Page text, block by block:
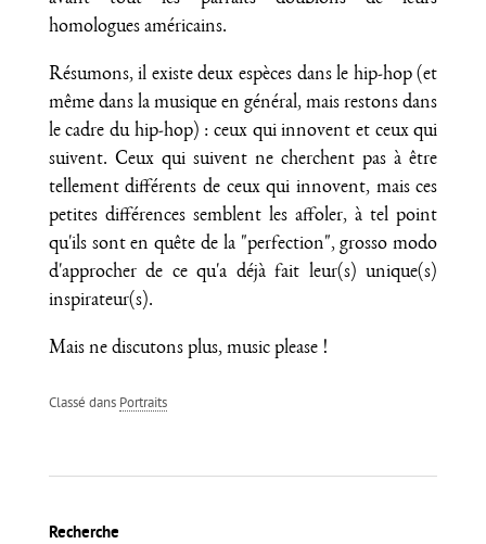
homologues américains.
Résumons, il existe deux espèces dans le hip-hop (et
même dans la musique en général, mais restons dans
le cadre du hip-hop) : ceux qui innovent et ceux qui
suivent. Ceux qui suivent ne cherchent pas à être
tellement différents de ceux qui innovent, mais ces
petites différences semblent les affoler, à tel point
qu'ils sont en quête de la "perfection", grosso modo
d'approcher de ce qu'a déjà fait leur(s) unique(s)
inspirateur(s).
Mais ne discutons plus, music please !
Classé dans Portraits
Recherche